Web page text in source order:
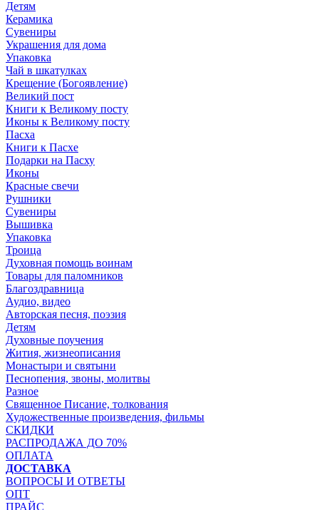
Детям
Керамика
Сувениры
Украшения для дома
Упаковка
Чай в шкатулках
Крещение (Богоявление)
Великий пост
Книги к Великому посту
Иконы к Великому посту
Пасха
Книги к Пасхе
Подарки на Пасху
Иконы
Красные свечи
Рушники
Сувениры
Вышивка
Упаковка
Троица
Духовная помощь воинам
Товары для паломников
Благоздравница
Аудио, видео
Авторская песня, поэзия
Детям
Духовные поучения
Жития, жизнеописания
Монастыри и святыни
Песнопения, звоны, молитвы
Разное
Священное Писание, толкования
Художественные произведения, фильмы
СКИДКИ
РАСПРОДАЖА ДО 70%
ОПЛАТА
ДОСТАВКА
ВОПРОСЫ И ОТВЕТЫ
ОПТ
ПРАЙС